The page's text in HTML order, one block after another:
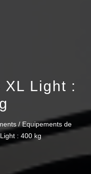
XL Light :
/Equipements de
: 400 kg